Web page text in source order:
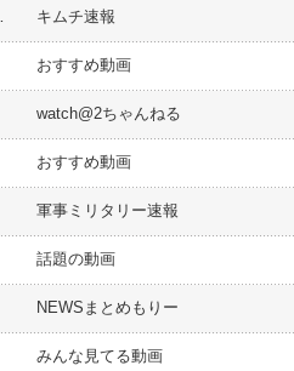
キムチ速報
おすすめ動画
watch@2ちゃんねる
おすすめ動画
軍事ミリタリー速報
話題の動画
NEWSまとめもりー
みんな見てる動画